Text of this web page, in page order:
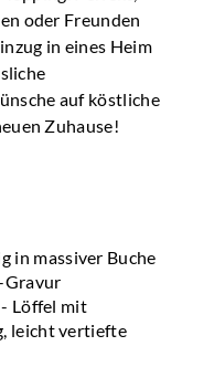
oder Freunden
in eines Heim
auf köstliche
Zuhause!
in massiver Buche
Gravur
Löffel mit
leicht vertiefte